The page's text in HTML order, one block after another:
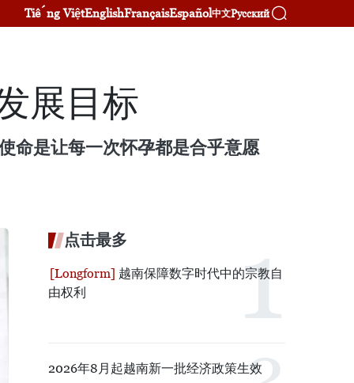
Tiếng ViệtEnglishFrançaisEspañol中文Русский
展目标
命是让每一次怀孕都是合乎意愿
点击最多
越南保障数字时代中的宗教自
由权利
2026年8月起越南新一批经济政策生效